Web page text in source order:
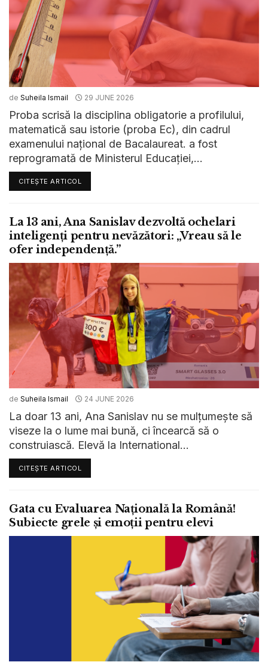
de Suheila Ismail 29 JUNE 2026
Proba scrisă la disciplina obligatorie a profilului,
matematică sau istorie (proba Ec), din cadrul
examenului național de Bacalaureat. a fost
reprogramată de Ministerul Educației,...
CITEȘTE ARTICOL
La 13 ani, Ana Sanislav dezvoltă ochelari
inteligenți pentru nevăzători: „Vreau să le
ofer independență.”
de Suheila Ismail 24 JUNE 2026
La doar 13 ani, Ana Sanislav nu se mulțumește să
viseze la o lume mai bună, ci încearcă să o
construiască. Elevă la International...
CITEȘTE ARTICOL
Gata cu Evaluarea Națională la Română!
Subiecte grele și emoții pentru elevi